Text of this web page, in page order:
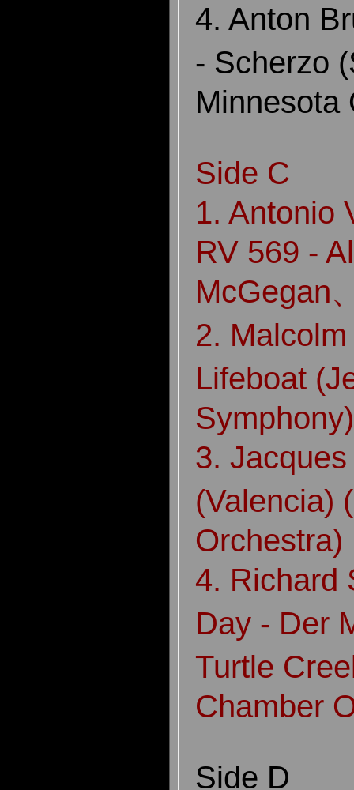
4. Anton
- Scherzo
Minnesota
Side C
1. Antonio
RV 569 -
McGegan
2.
Lifeboat
Symphony)
3.
(Valencia)
Orchestra)
4. Richard
Day - Der
Turtle
Chamber
Side D